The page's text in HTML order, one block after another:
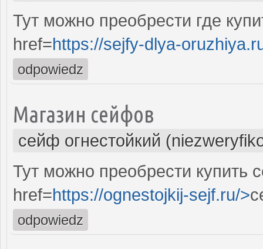
Тут можно преобрести где
href=https://sejfy-dlya-
odpowiedz
Магазин сейфов
сейф огнестойкий
Тут можно преобрести купить
href=https://ognestojkij-sejf.ru/>
odpowiedz